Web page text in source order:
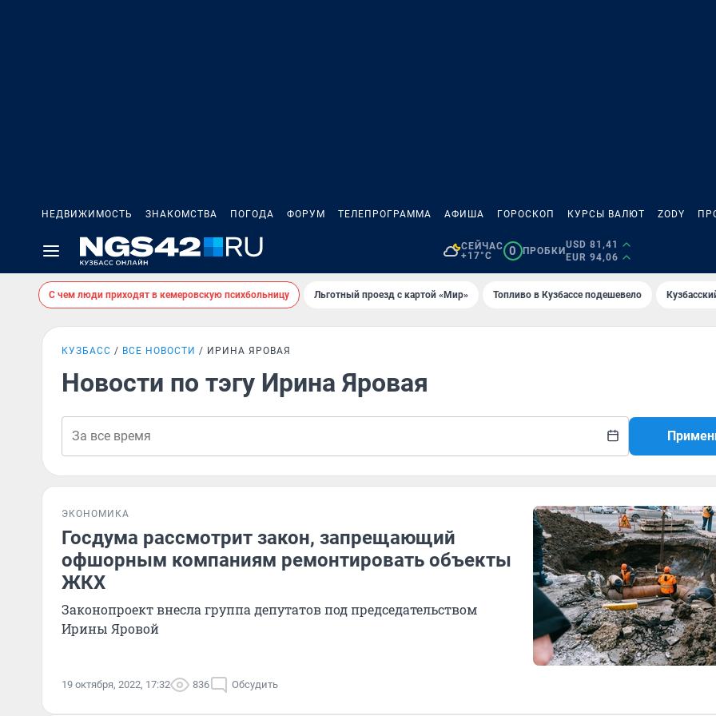
НЕДВИЖИМОСТЬ ЗНАКОМСТВА ПОГОДА ФОРУМ ТЕЛЕПРОГРАММА АФИША ГОРОСКОП КУРСЫ ВАЛЮТ ZODY
СЕЙЧАС
+17°C
0 ПРОБКИ
USD 81,41
EUR 94,06
С чем люди приходят в кемеровскую психбольницу Льготный проезд с картой «Мир» Топливо в Кузбассе подешевело
КУЗБАСС ВСЕ НОВОСТИ ИРИНА ЯРОВАЯ
Новости по тэгу Ирина Яровая
ЭКОНОМИКА
Госдума рассмотрит закон, запрещающий
офшорным компаниям ремонтировать объекты
ЖКХ
Законопроект внесла группа депутатов под председательством
Ирины Яровой
19 октября, 2022, 17:32 836 Обсудить